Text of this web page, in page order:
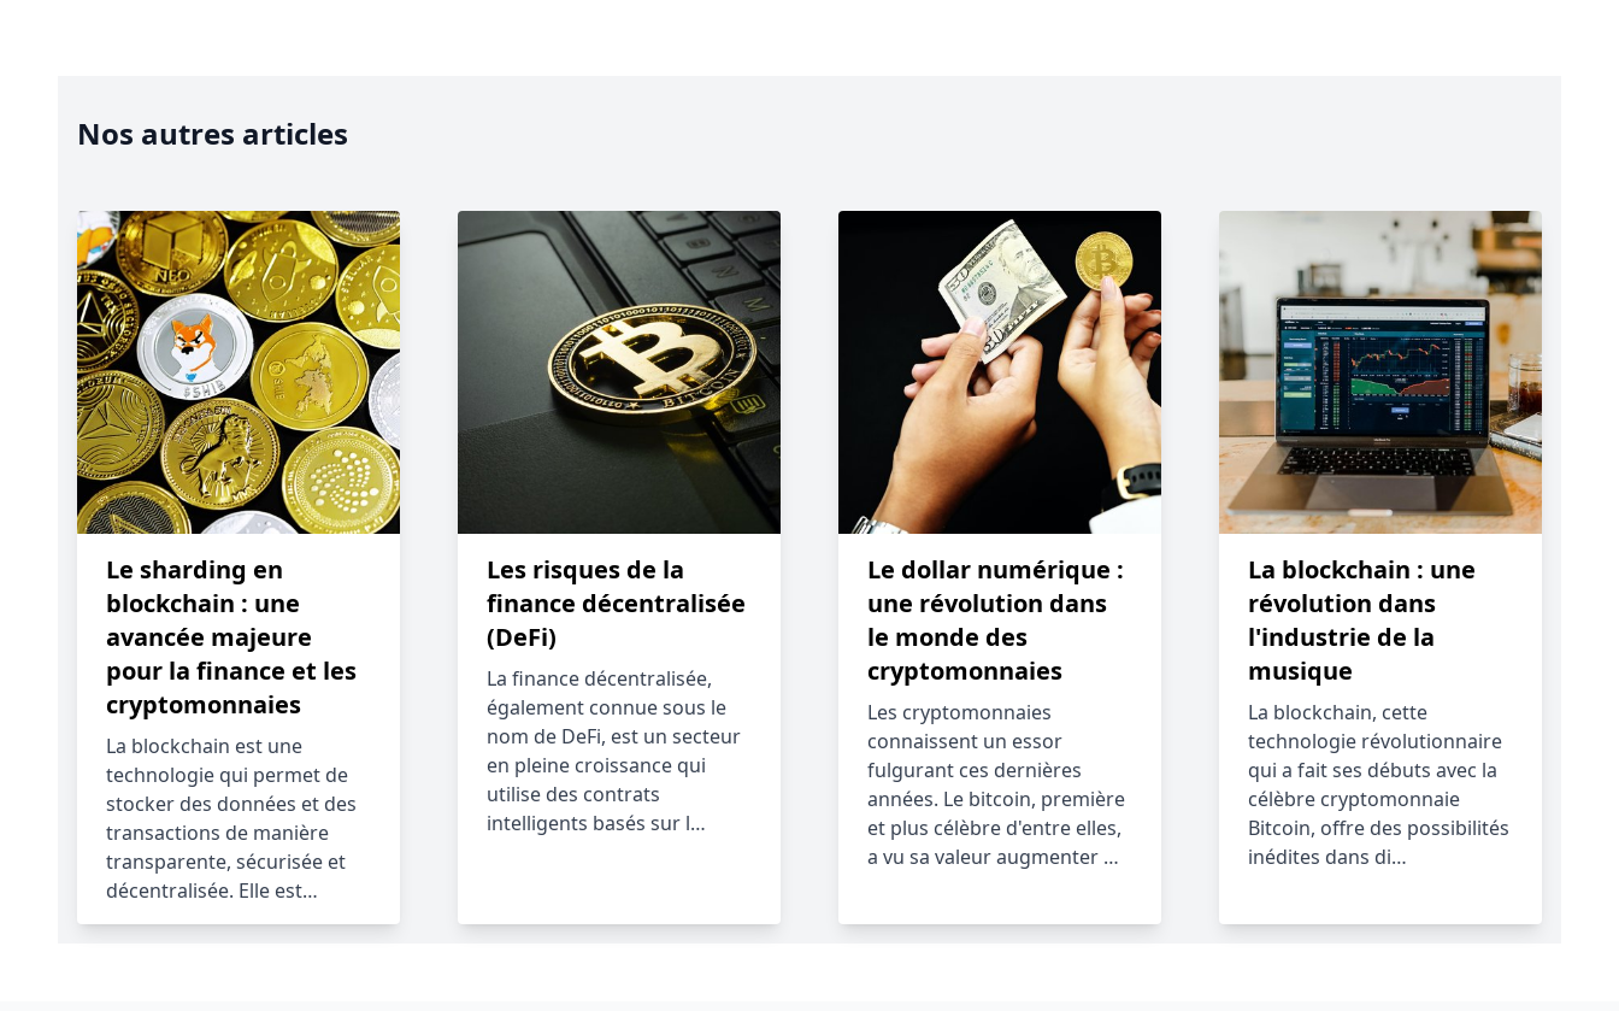
Nos autres articles
Le sharding en
blockchain : une
avancée majeure
pour la finance et les
cryptomonnaies
La blockchain est une
technologie qui permet de
stocker des données et des
transactions de manière
transparente, sécurisée et
décentralisée. Elle est…
Les risques de la
finance décentralisée
(DeFi)
La finance décentralisée,
également connue sous le
nom de DeFi, est un secteur
en pleine croissance qui
utilise des contrats
intelligents basés sur l…
Le dollar numérique :
une révolution dans
le monde des
cryptomonnaies
Les cryptomonnaies
connaissent un essor
fulgurant ces dernières
années. Le bitcoin, première
et plus célèbre d'entre elles,
a vu sa valeur augmenter …
La blockchain : une
révolution dans
l'industrie de la
musique
La blockchain, cette
technologie révolutionnaire
qui a fait ses débuts avec la
célèbre cryptomonnaie
Bitcoin, offre des possibilités
inédites dans di…